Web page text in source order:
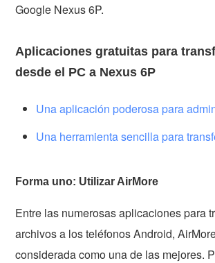
Google Nexus 6P.
Aplicaciones gratuitas para
desde el PC a Nexus 6P
Una aplicación poderosa para
Una herramienta sencilla para
Forma uno: Utilizar AirMore
Entre las numerosas aplicaciones para
archivos a los teléfonos Android,
considerada como una de las mejores.